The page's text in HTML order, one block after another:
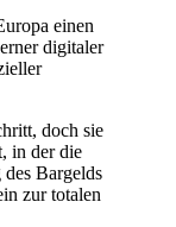
einen
digitaler
doch sie
in der die
Bargelds
zur totalen